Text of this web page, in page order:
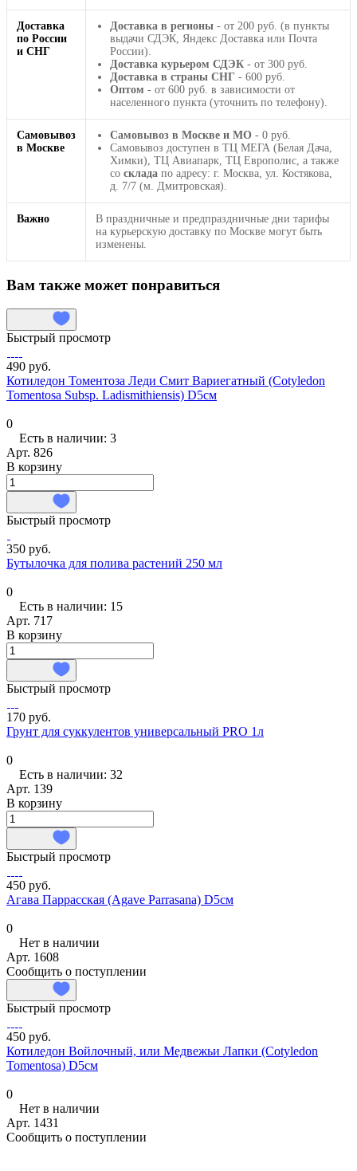
Доставка
по России
и СНГ
Доставка в регионы - от 200 руб. (в пункты
выдачи СДЭК, Яндекс Доставка или Почта
России).
Доставка курьером СДЭК - от 300 руб.
Доставка в страны СНГ - 600 руб.
Оптом - от 600 руб. в зависимости от
населенного пункта (уточнить по телефону).
Самовывоз
в Москве
Самовывоз в Москве и МО - 0 руб.
Самовывоз доступен в ТЦ МЕГА (Белая Дача,
Химки), ТЦ Авиапарк, ТЦ Европолис, а также
со склада по адресу: г. Москва, ул. Костякова,
д. 7/7 (м. Дмитровская).
Важно
В праздничные и предпраздничные дни тарифы
на курьерскую доставку по Москве могут быть
изменены.
Вам также может понравиться
Быстрый просмотр
490 руб.
Котиледон Томентоза Леди Смит Вариегатный (Cotyledon
Tomentosa Subsp. Ladismithiensis) D5см
0
Есть в наличии: 3
Арт. 826
В корзину
Быстрый просмотр
350 руб.
Бутылочка для полива растений 250 мл
0
Есть в наличии: 15
Арт. 717
В корзину
Быстрый просмотр
170 руб.
Грунт для суккулентов универсальный PRO 1л
0
Есть в наличии: 32
Арт. 139
В корзину
Быстрый просмотр
450 руб.
Агава Паррасская (Agave Parrasana) D5см
0
Нет в наличии
Арт. 1608
Сообщить о поступлении
Быстрый просмотр
450 руб.
Котиледон Войлочный, или Медвежьи Лапки (Cotyledon
Tomentosa) D5см
0
Нет в наличии
Арт. 1431
Сообщить о поступлении